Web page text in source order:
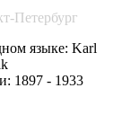
Петербург
языке: Karl
1897 - 1933